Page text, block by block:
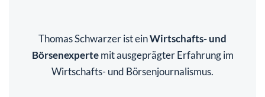
Thomas Schwarzer ist einWirtschafts- und
Börsenexpertemit ausgeprägter Erfahrung im
Wirtschafts- und Börsenjournalismus.